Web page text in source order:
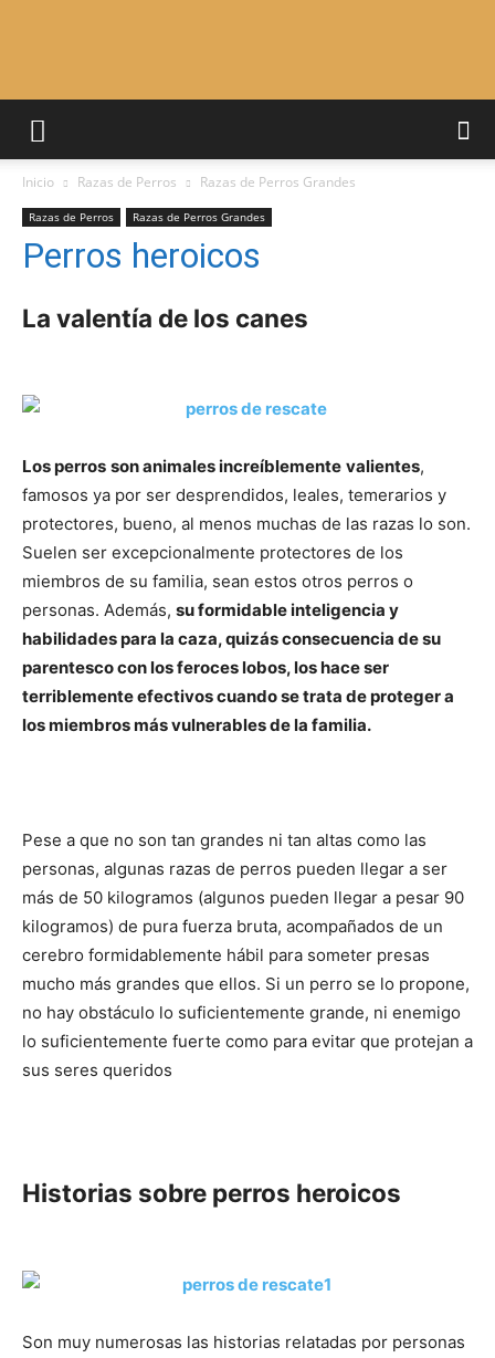
Adiestrar
de
Perros
–
de
Cachorros
Inicio Razas de Perros Razas de Perros Grandes
Razas de Perros Razas de Perros Grandes
Perros heroicos
La valentía de los canes
Los perros son animales increíblemente valientes,
famosos ya por ser desprendidos, leales, temerarios y
protectores, bueno, al menos muchas de las razas lo son.
Suelen ser excepcionalmente protectores de los
miembros de su familia, sean estos otros perros o
personas. Además, su formidable inteligencia y
habilidades para la caza, quizás consecuencia de su
parentesco con los feroces lobos, los hace ser
terriblemente efectivos cuando se trata de proteger a
los miembros más vulnerables de la familia.
Pese a que no son tan grandes ni tan altas como las
personas, algunas razas de perros pueden llegar a ser
más de 50 kilogramos (algunos pueden llegar a pesar 90
kilogramos) de pura fuerza bruta, acompañados de un
cerebro formidablemente hábil para someter presas
mucho más grandes que ellos. Si un perro se lo propone,
no hay obstáculo lo suficientemente grande, ni enemigo
lo suficientemente fuerte como para evitar que protejan a
sus seres queridos
Historias sobre perros heroicos
Son muy numerosas las historias relatadas por personas